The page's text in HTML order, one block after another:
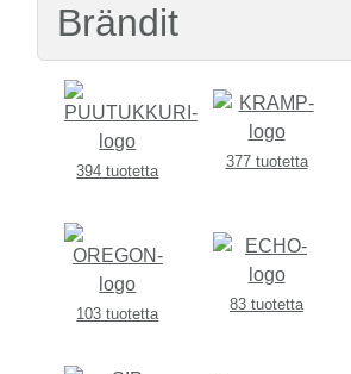
Brändit
394 tuotetta
377 tuotetta
103 tuotetta
83 tuotetta